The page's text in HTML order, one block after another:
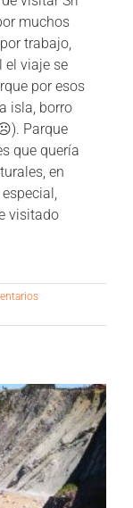
muchos
trabajo,
el viaje se
por esos
isla, borro
Parque
que quería
en
visitado